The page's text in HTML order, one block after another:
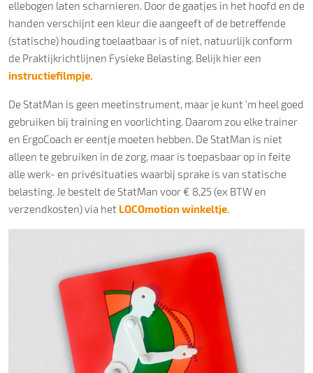
ellebogen laten scharnieren. Door de gaatjes in het hoofd en de
handen verschijnt een kleur die aangeeft of de betreffende
(statische) houding toelaatbaar is of niet, natuurlijk conform
de Praktijkrichtlijnen Fysieke Belasting. Belijk hier een
instructiefilmpje.
De StatMan is geen meetinstrument, maar je kunt ‘m heel goed
gebruiken bij training en voorlichting. Daarom zou elke trainer
en ErgoCoach er eentje moeten hebben. De StatMan is niet
alleen te gebruiken in de zorg, maar is toepasbaar op in feite
alle werk- en privésituaties waarbij sprake is van statische
belasting. Je bestelt de StatMan voor € 8,25 (ex BTW en
verzendkosten) via het LOCOmotion winkeltje.